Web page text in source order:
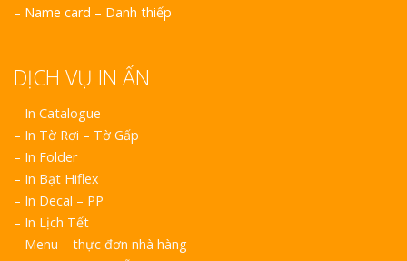
– Name card – Danh thiếp
DỊCH VỤ IN ẤN
– In Catalogue
– In Tờ Rơi – Tờ Gấp
– In Folder
– In Bạt Hiflex
– In Decal – PP
– In Lịch Tết
– Menu – thực đơn nhà hàng